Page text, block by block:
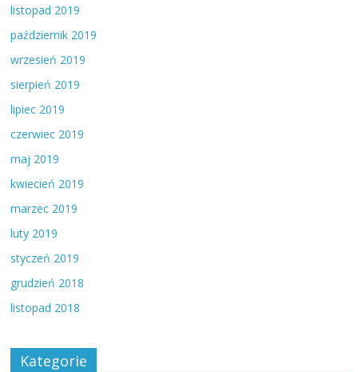
listopad 2019
październik 2019
wrzesień 2019
sierpień 2019
lipiec 2019
czerwiec 2019
maj 2019
kwiecień 2019
marzec 2019
luty 2019
styczeń 2019
grudzień 2018
listopad 2018
Kategorie